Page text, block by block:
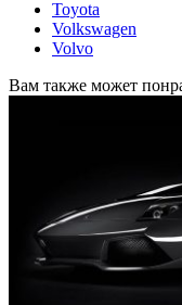
Toyota
Volkswagen
Volvo
Вам также может